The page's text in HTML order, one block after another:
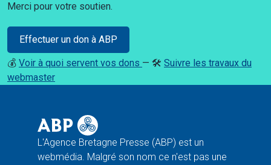
Merci pour votre soutien.
Effectuer un don à ABP
💰 Voir à quoi servent vos dons — 🛠️ Suivre les travaux du
webmaster
L'Agence Bretagne Presse (ABP) est un
webmédia. Malgré son nom ce n'est pas une